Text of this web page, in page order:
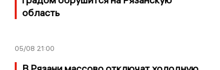
область
05/08 21:00